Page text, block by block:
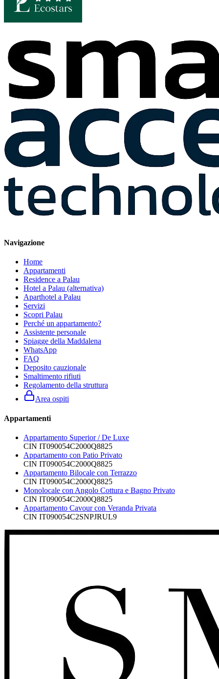
Navigazione
Home
Appartamenti
Residence a Palau
Hotel a Palau (alternativa)
Aparthotel a Palau
Servizi
Scopri Palau
Perché un appartamento?
Assistente personale
Spiagge della Maddalena
WhatsApp
FAQ
Deposito cauzionale
Smaltimento rifiuti
Regolamento della struttura
Area ospiti
Appartamenti
Appartamento Superior / De Luxe
CIN IT090054C2000Q8825
Appartamento con Patio Privato
CIN IT090054C2000Q8825
Appartamento Bilocale con Terrazzo
CIN IT090054C2000Q8825
Monolocale con Angolo Cottura e Bagno Privato
CIN IT090054C2000Q8825
Appartamento Cavour con Veranda Privata
CIN IT090054C2SNPJRUL9